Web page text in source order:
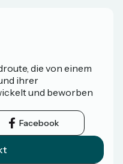
die von einem
ihrer
und beworben
Facebook